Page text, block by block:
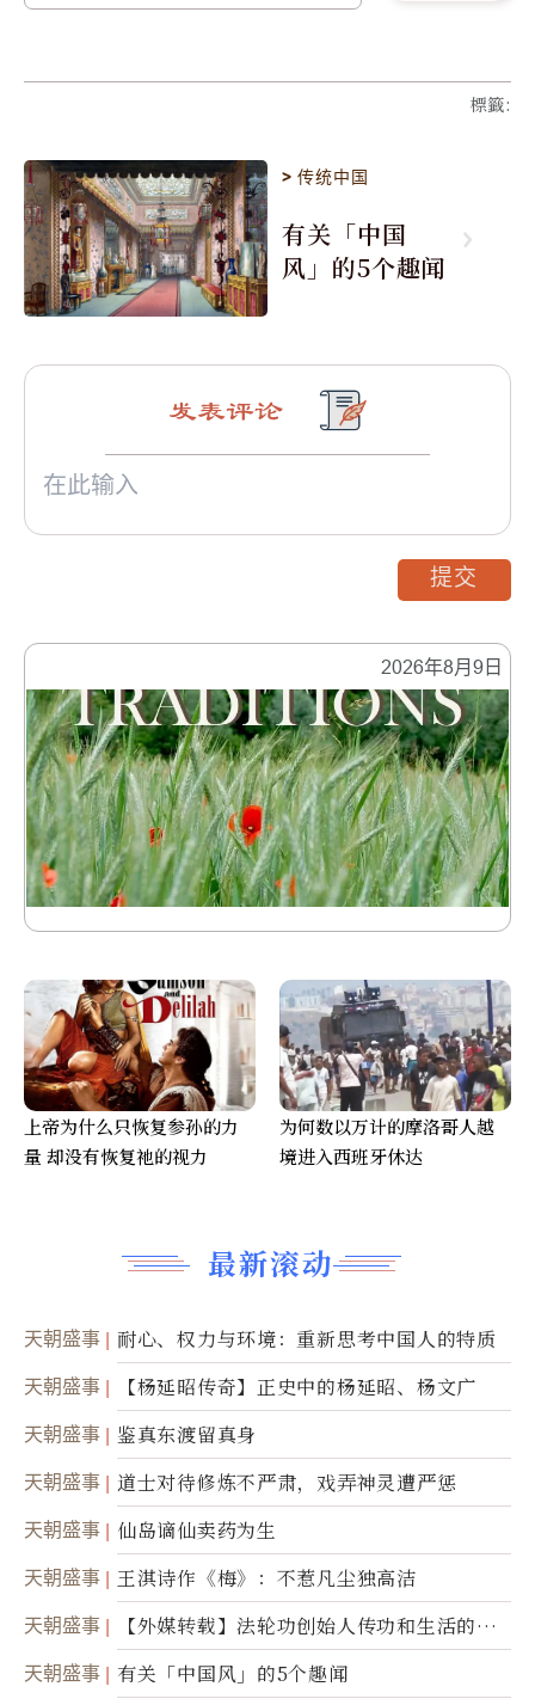
標籤:
>传统中国
有关「中国
风」的5个趣闻
2026年8月9日
最新滚动
天朝盛事 耐心、权力与环境：重新思考中国人的特质
天朝盛事 【杨延昭传奇】正史中的杨延昭、杨文广
天朝盛事 鉴真东渡留真身
天朝盛事 道士对待修炼不严肃，戏弄神灵遭严惩
天朝盛事 仙岛谪仙卖药为生
天朝盛事 王淇诗作《梅》：不惹凡尘独高洁
天朝盛事
【外媒转载】法轮功创始人传功和生活的故
事
天朝盛事 有关「中国风」的5个趣闻
发表评论
提交
上帝为什么只恢复参孙的力
量 却没有恢复祂的视力
为何数以万计的摩洛哥人越
境进入西班牙休达